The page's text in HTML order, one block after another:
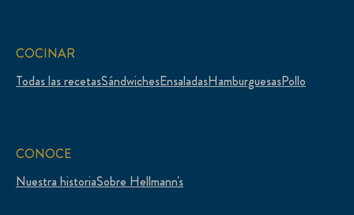
COCINAR
Todas las recetasSándwichesEnsaladasHamburguesasPollo
CONOCE
Nuestra historiaSobre Hellmann's